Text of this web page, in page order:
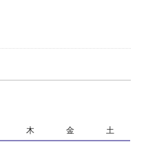
木 金 土